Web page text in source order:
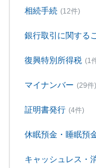
相続手続 (12件)
銀行取引に関する
復興特別所得税 (1
マイナンバー (29件)
証明書発行 (4件)
休眠預金・睡眠預
キャッシュレス・